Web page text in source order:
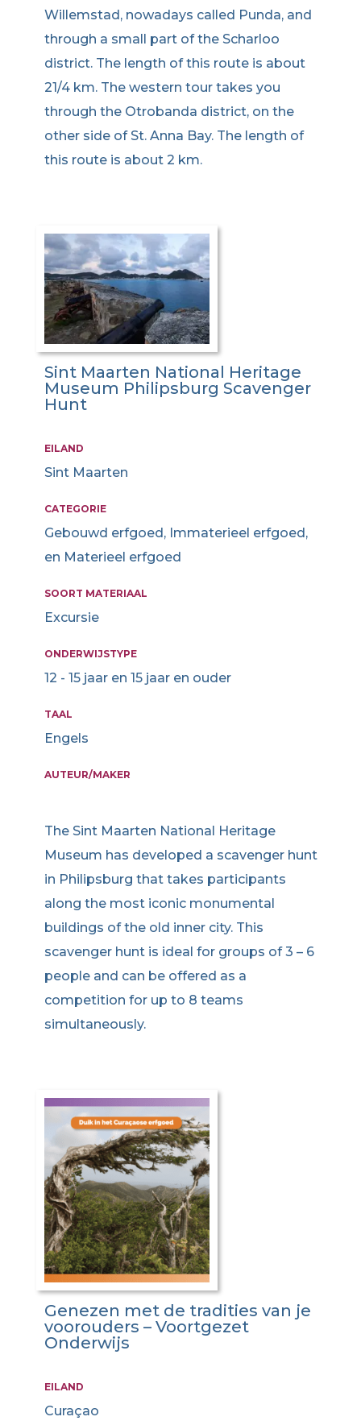
Willemstad, nowadays called Punda, and
through a small part of the Scharloo
district. The length of this route is about
21/4 km. The western tour takes you
through the Otrobanda district, on the
other side of St. Anna Bay. The length of
this route is about 2 km.
Sint Maarten National Heritage
Museum Philipsburg Scavenger
Hunt
EILAND
Sint Maarten
CATEGORIE
Gebouwd erfgoed, Immaterieel erfgoed,
en Materieel erfgoed
SOORT MATERIAAL
Excursie
ONDERWIJSTYPE
12 - 15 jaar en 15 jaar en ouder
TAAL
Engels
AUTEUR/MAKER
The Sint Maarten National Heritage
Museum has developed a scavenger hunt
in Philipsburg that takes participants
along the most iconic monumental
buildings of the old inner city. This
scavenger hunt is ideal for groups of 3 – 6
people and can be offered as a
competition for up to 8 teams
simultaneously.
Genezen met de tradities van je
voorouders – Voortgezet
Onderwijs
EILAND
Curaçao